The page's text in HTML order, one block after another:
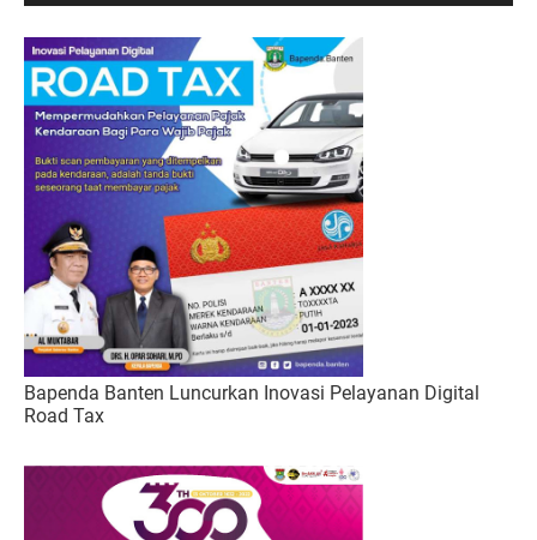
Bapenda Banten Luncurkan Inovasi Pelayanan Digital
Road Tax